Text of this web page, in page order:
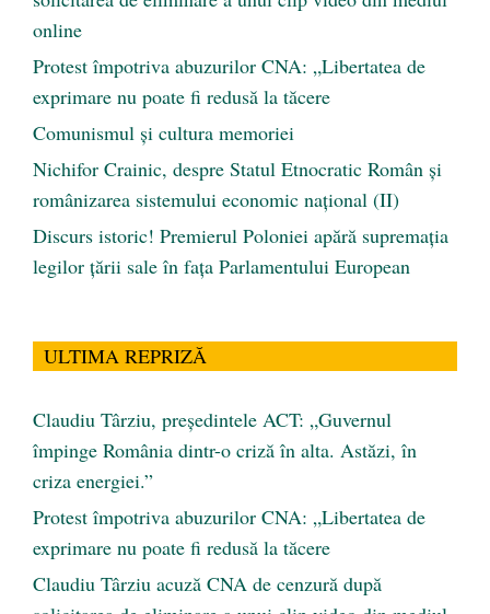
online
Protest împotriva abuzurilor CNA: „Libertatea de
exprimare nu poate fi redusă la tăcere
Comunismul şi cultura memoriei
Nichifor Crainic, despre Statul Etnocratic Român şi
românizarea sistemului economic naţional (II)
Discurs istoric! Premierul Poloniei apără supremația
legilor țării sale în fața Parlamentului European
ULTIMA REPRIZĂ
Claudiu Târziu, președintele ACT: „Guvernul
împinge România dintr-o criză în alta. Astăzi, în
criza energiei.”
Protest împotriva abuzurilor CNA: „Libertatea de
exprimare nu poate fi redusă la tăcere
Claudiu Târziu acuză CNA de cenzură după